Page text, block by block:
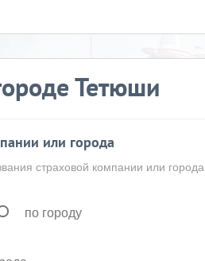
Тетюши
или города
страховой компании или города
по городу